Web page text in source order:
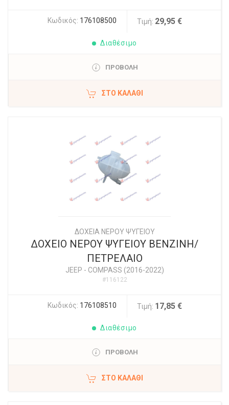
Κωδικός: 176108500 Τιμή: 29,95 €
Διαθέσιμο
ΠΡΟΒΟΛΗ
ΣΤΟ ΚΑΛΆΘΙ
ΔΟΧΕΙΑ ΝΕΡΟΥ ΨΥΓΕΙΟΥ
ΔΟΧΕΙΟ ΝΕΡΟΥ ΨΥΓΕΙΟΥ ΒΕΝΖΙΝΗ/
ΠΕΤΡΕΛΑΙΟ
JEEP - COMPASS (2016-2022)
#116122
Κωδικός: 176108510 Τιμή: 17,85 €
Διαθέσιμο
ΠΡΟΒΟΛΗ
ΣΤΟ ΚΑΛΆΘΙ